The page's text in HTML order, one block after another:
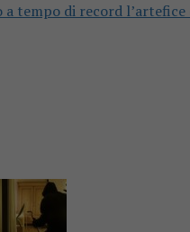
tempo di record